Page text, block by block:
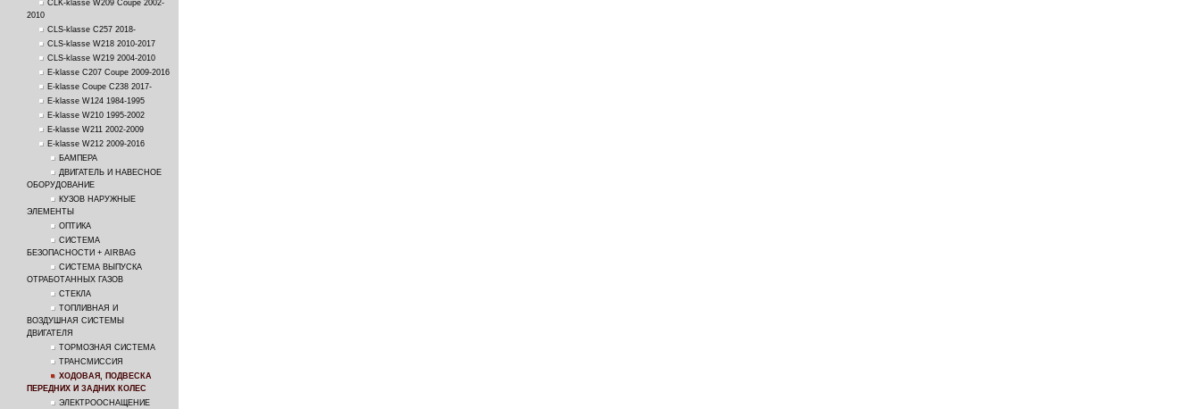
CLK-klasse W209 Coupe 2002-
2010
CLS-klasse C257 2018-
CLS-klasse W218 2010-2017
CLS-klasse W219 2004-2010
E-klasse C207 Coupe 2009-2016
E-klasse Coupe C238 2017-
E-klasse W124 1984-1995
E-klasse W210 1995-2002
E-klasse W211 2002-2009
E-klasse W212 2009-2016
БАМПЕРА
ДВИГАТЕЛЬ И НАВЕСНОЕ
ОБОРУДОВАНИЕ
КУЗОВ НАРУЖНЫЕ
ЭЛЕМЕНТЫ
ОПТИКА
СИСТЕМА
БЕЗОПАСНОСТИ + AIRBAG
СИСТЕМА ВЫПУСКА
ОТРАБОТАННЫХ ГАЗОВ
СТЕКЛА
ТОПЛИВНАЯ И
ВОЗДУШНАЯ СИСТЕМЫ
ДВИГАТЕЛЯ
ТОРМОЗНАЯ СИСТЕМА
ТРАНСМИССИЯ
ХОДОВАЯ, ПОДВЕСКА
ПЕРЕДНИХ И ЗАДНИХ КОЛЕС
ЭЛЕКТРООСНАЩЕНИЕ